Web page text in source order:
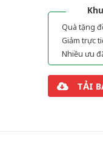
Quà tặng
Giảm trực
Nhiều ưu
TẢI